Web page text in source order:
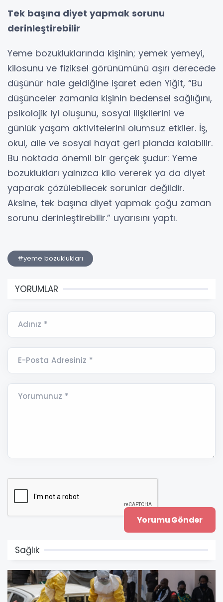
Tek başına diyet yapmak sorunu
derinleştirebilir
Yeme bozukluklarında kişinin; yemek yemeyi,
kilosunu ve fiziksel görünümünü aşırı derecede
düşünür hale geldiğine işaret eden Yiğit, “Bu
düşünceler zamanla kişinin bedensel sağlığını,
psikolojik iyi oluşunu, sosyal ilişkilerini ve
günlük yaşam aktivitelerini olumsuz etkiler. İş,
okul, aile ve sosyal hayat geri planda kalabilir.
Bu noktada önemli bir gerçek şudur: Yeme
bozuklukları yalnızca kilo vererek ya da diyet
yaparak çözülebilecek sorunlar değildir.
Aksine, tek başına diyet yapmak çoğu zaman
sorunu derinleştirebilir.” uyarısını yaptı.
#yeme bozuklukları
YORUMLAR
Adınız *
E-Posta Adresiniz *
Yorumunuz *
Sağlık